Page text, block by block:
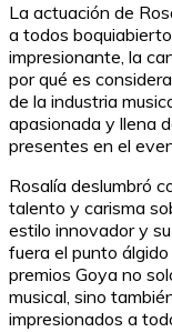
La actuación de
a todos
impresionante, la
por qué es
de la industria
apasionada y llena
presentes en el
Rosalía deslumbró
talento y carisma
estilo innovador y
fuera el punto
premios Goya no
musical, sino
impresionados a